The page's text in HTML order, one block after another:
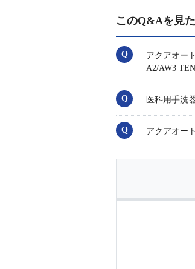
このQ&Aを見
アクアオー
A2/AW3
医科用手洗
アクアオー